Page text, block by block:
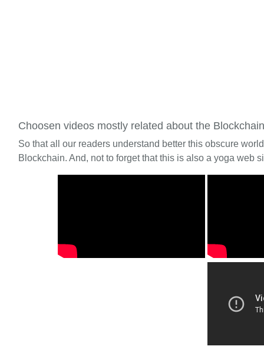
Choosen videos mostly related about the Blockchain
So that all our readers understand better this obscure
Blockchain. And, not to forget that this is also a yoga web